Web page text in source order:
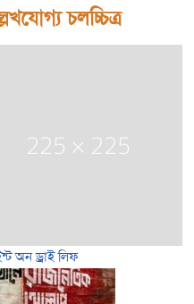
চলচ্চিত্র
অন ড্রাই লিফ